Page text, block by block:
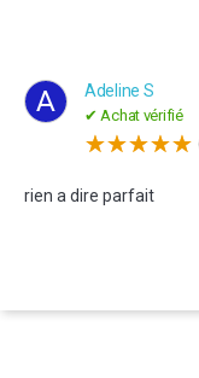
A Adeline S
✔ Achat vérifié
rien a dire parfait